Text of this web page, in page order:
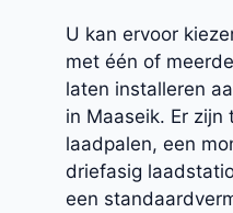
U kan ervoor
met één of
laten installeren
in Maaseik. Er
laadpalen, een
driefasig
een